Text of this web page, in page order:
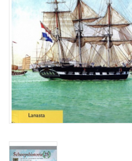
NIEUWE TIJDSCHRIFTEN
ABONNEMENT DE
MODELBOUWER
Bouwbeschrijvingen